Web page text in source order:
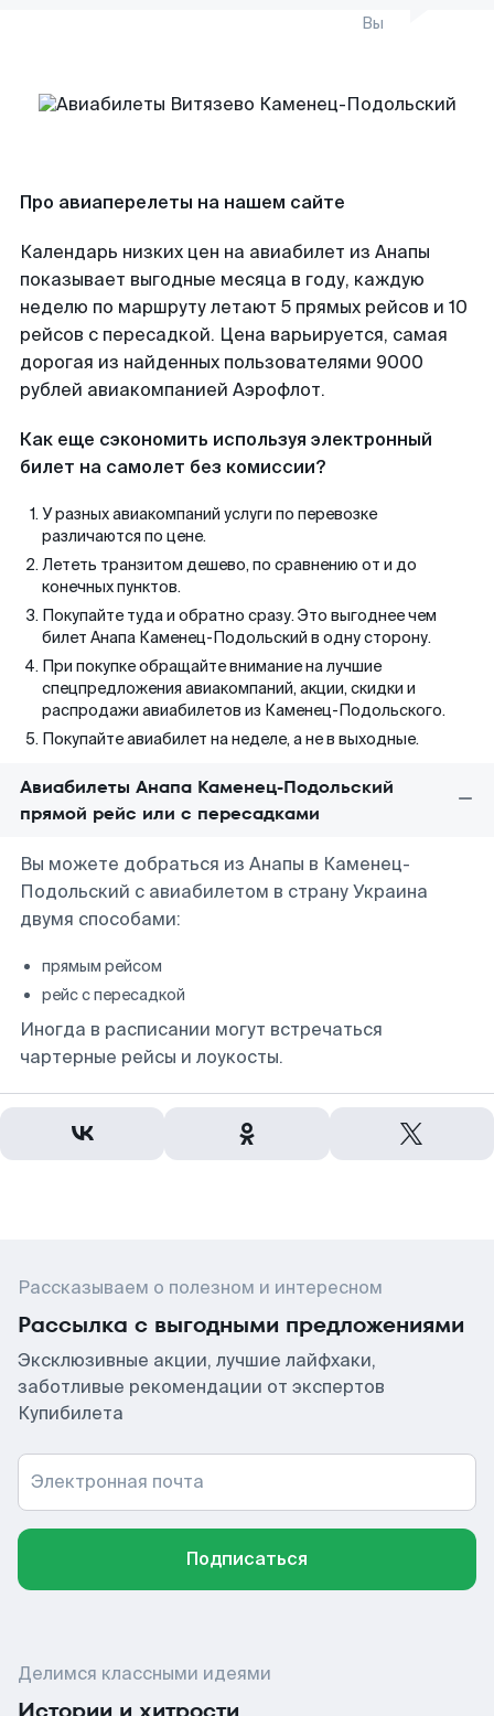
Вы
Про авиаперелеты на нашем сайте
Календарь низких цен на авиабилет из Анапы
показывает выгодные месяца в году, каждую
неделю по маршруту летают 5 прямых рейсов и 10
рейсов с пересадкой. Цена варьируется, самая
дорогая из найденных пользователями 9000
рублей авиакомпанией Аэрофлот.
Как еще сэкономить используя электронный
билет на самолет без комиссии?
У разных авиакомпаний услуги по перевозке
различаются по цене.
Лететь транзитом дешево, по сравнению от и до
конечных пунктов.
Покупайте туда и обратно сразу. Это выгоднее чем
билет Анапа Каменец-Подольский в одну сторону.
При покупке обращайте внимание на лучшие
спецпредложения авиакомпаний, акции, скидки и
распродажи авиабилетов из Каменец-Подольского.
Покупайте авиабилет на неделе, а не в выходные.
Авиабилеты Анапа Каменец-Подольский
прямой рейс или с пересадками
Вы можете добраться из Анапы в Каменец-
Подольский с авиабилетом в страну Украина
двумя способами:
прямым рейсом
рейс с пересадкой
Иногда в расписании могут встречаться
чартерные рейсы и лоукосты.
Рассказываем о полезном и интересном
Рассылка с выгодными предложениями
Эксклюзивные акции, лучшие лайфхаки,
заботливые рекомендации от экспертов
Купибилета
Электронная почта
Подписаться
Делимся классными идеями